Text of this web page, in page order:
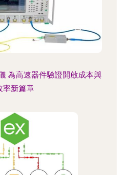
為高速器件驗證開啟成本與
率新篇章